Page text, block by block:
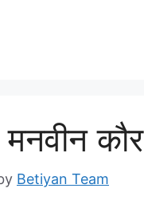
कौर
Betiyan Team